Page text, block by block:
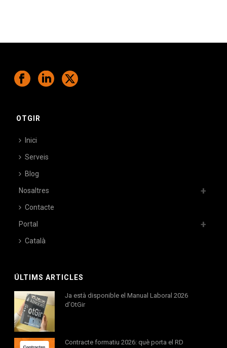
OTGIR
Inici
Serveis
Blog
Nosaltres
Contacte
Portal
Català
ÚLTIMS ARTICLES
Ja està disponible el Manual Laboral 2026
d’OtGir
Contracte formatiu 2026: què porta el RD